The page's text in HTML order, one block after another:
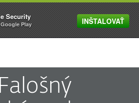
MENU
Security
Play INŠTALOVAŤ